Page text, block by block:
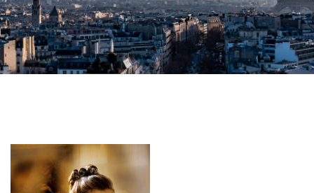
Drama
Fantasy
Horror
Misdaad
Musical